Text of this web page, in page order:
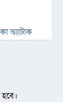
অ্যাটাক